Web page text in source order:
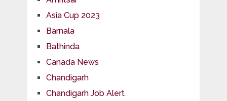
Asia Cup 2023
Barnala
Bathinda
Canada News
Chandigarh
Chandigarh Job Alert